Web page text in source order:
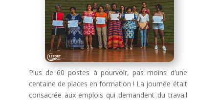
Plus de 60 postes à pourvoir, pas moins d’une
centaine de places en formation ! La journée était
consacrée aux emplois qui demandent du travail